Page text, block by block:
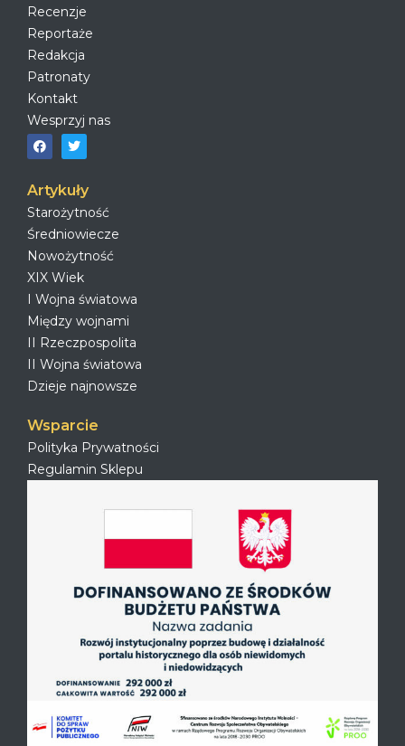
Recenzje
Reportaże
Redakcja
Patronaty
Kontakt
Wesprzyj nas
Artykuły
Starożytność
Średniowiecze
Nowożytność
XIX Wiek
I Wojna światowa
Między wojnami
II Rzeczpospolita
II Wojna światowa
Dzieje najnowsze
Wsparcie
Polityka Prywatności
Regulamin Sklepu